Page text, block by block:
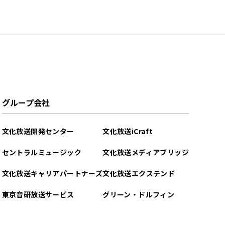
グループ会社
文化放送開発センター
セントラルミュージック
文化放送キャリアパートナーズ
東京音研放送サービス
文化放送iCraft
文化放送メディアブリッジ
文化放送エクステンド
グリーン・ドルフィン